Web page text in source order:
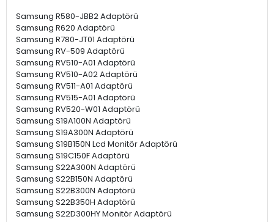
Samsung R580-JBB2 Adaptörü
Samsung R620 Adaptörü
Samsung R780-JT01 Adaptörü
Samsung RV-509 Adaptörü
Samsung RV510-A01 Adaptörü
Samsung RV510-A02 Adaptörü
Samsung RV511-A01 Adaptörü
Samsung RV515-A01 Adaptörü
Samsung RV520-W01 Adaptörü
Samsung S19A100N Adaptörü
Samsung S19A300N Adaptörü
Samsung S19B150N Lcd Monitör Adaptörü
Samsung S19C150F Adaptörü
Samsung S22A300N Adaptörü
Samsung S22B150N Adaptörü
Samsung S22B300N Adaptörü
Samsung S22B350H Adaptörü
Samsung S22D300HY Monitör Adaptörü